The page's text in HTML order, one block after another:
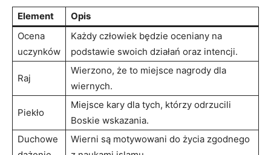
Element
Opis
Ocena
uczynków
Każdy człowiek będzie oceniany ‍na
podstawie‌ swoich działań oraz intencji.
Raj
Wierzono, że to miejsce nagrody dla
wiernych.
Piekło
Miejsce kary dla⁤ tych, którzy odrzucili
Boskie wskazania.
Duchowe
Wierni są motywowani do życia zgodnego